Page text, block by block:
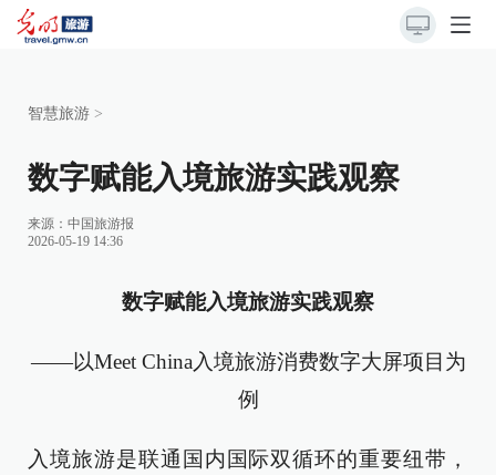
智慧旅游 >
数字赋能入境旅游实践观察
来源： 中国旅游报
2026-05-19 14:36
数字赋能入境旅游实践观察
——以Meet China入境旅游消费数字大屏项目为
例
入境旅游是联通国内国际双循环的重要纽带，